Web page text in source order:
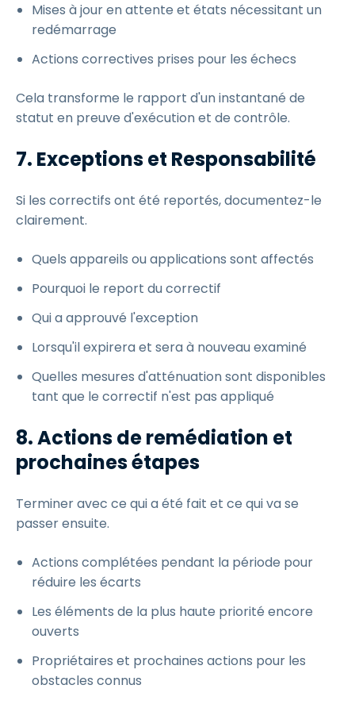
Mises à jour en attente et états nécessitant un
redémarrage
Actions correctives prises pour les échecs
Cela transforme le rapport d'un instantané de
statut en preuve d'exécution et de contrôle.
7. Exceptions et Responsabilité
Si les correctifs ont été reportés, documentez-le
clairement.
Quels appareils ou applications sont affectés
Pourquoi le report du correctif
Qui a approuvé l'exception
Lorsqu'il expirera et sera à nouveau examiné
Quelles mesures d'atténuation sont disponibles
tant que le correctif n'est pas appliqué
8. Actions de remédiation et
prochaines étapes
Terminer avec ce qui a été fait et ce qui va se
passer ensuite.
Actions complétées pendant la période pour
réduire les écarts
Les éléments de la plus haute priorité encore
ouverts
Propriétaires et prochaines actions pour les
obstacles connus